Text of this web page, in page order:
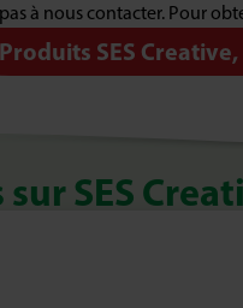
à nous contacter. Pour
Produits SES
SES